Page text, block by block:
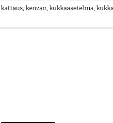
kattaus, kenzan, kukkaasetelma,